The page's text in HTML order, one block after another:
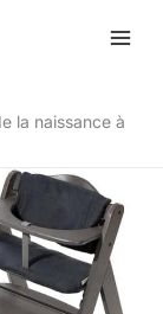
la naissance à